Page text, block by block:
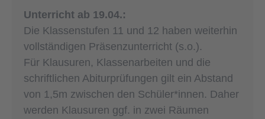
Unterricht ab 19.04.:
Die Klassenstufen 11 und 12 haben weiterhin
vollständigen Präsenzunterricht (s.o.).
Für Klausuren, Klassenarbeiten und die
schriftlichen Abiturprüfungen gilt ein Abstand
von 1,5m zwischen den Schüler*innen. Daher
werden Klausuren ggf. in zwei Räumen